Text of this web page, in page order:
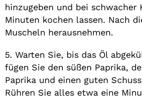
hinzugeben und bei schwacher
Minuten kochen lassen. Nach
Muscheln herausnehmen.
5. Warten Sie, bis das Öl
fügen Sie den süßen Paprika,
Paprika und einen guten
Rühren Sie alles etwa eine